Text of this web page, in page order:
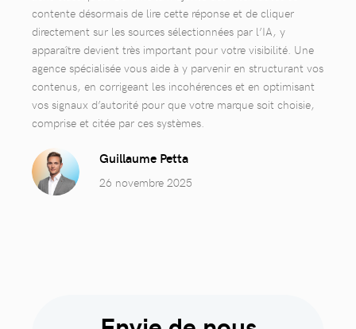
contente désormais de lire cette réponse et de cliquer
directement sur les sources sélectionnées par l’IA, y
apparaître devient très important pour votre visibilité. Une
agence spécialisée vous aide à y parvenir en structurant vos
contenus, en corrigeant les incohérences et en optimisant
vos signaux d’autorité pour que votre marque soit choisie,
comprise et citée par ces systèmes.
Guillaume Petta
26 novembre 2025